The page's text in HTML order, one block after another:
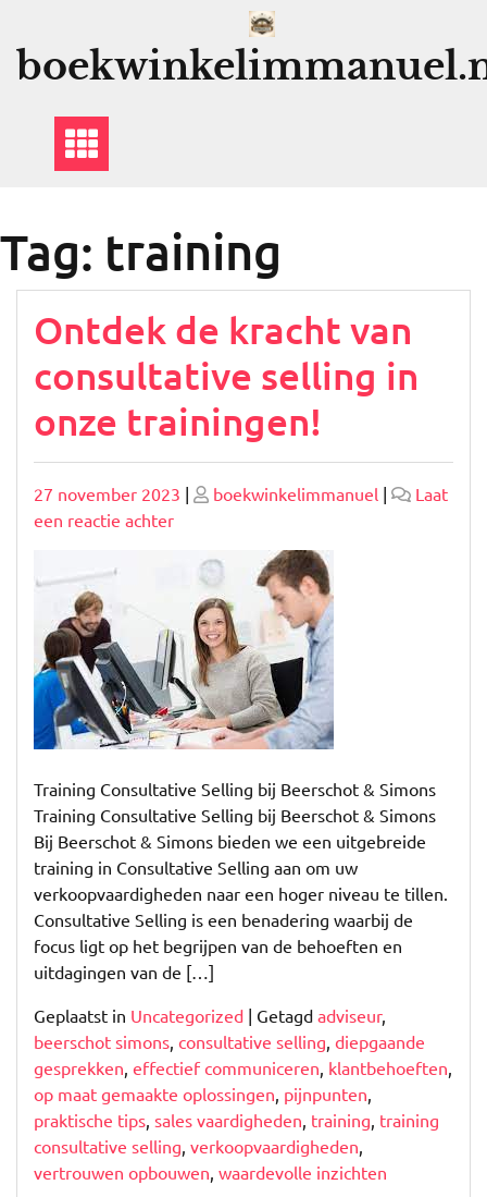
Tag: training
Ontdek de kracht van
consultative selling in
onze trainingen!
Geplaatst
op
27 november 2023 | Geplaatst
boekwinkelimmanuel |
Laat
een reactie achterop
kracht
van
consultative
selling
in
onze
trainingen!
Training Consultative Selling bij Beerschot & Simons
Training Consultative Selling bij Beerschot & Simons
Bij Beerschot & Simons bieden we een uitgebreide
training in Consultative Selling aan om uw
verkoopvaardigheden naar een hoger niveau te tillen.
Consultative Selling is een benadering waarbij de
focus ligt op het begrijpen van de behoeften en
uitdagingen van de […]
Geplaatst in Uncategorized | Getagd adviseur,
beerschot simons, consultative selling, diepgaande
gesprekken, effectief communiceren, klantbehoeften,
op maat gemaakte oplossingen, pijnpunten,
praktische tips, sales vaardigheden, training, training
consultative selling, verkoopvaardigheden,
vertrouwen opbouwen, waardevolle inzichten